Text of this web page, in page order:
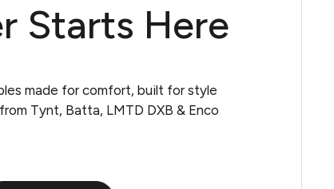
Starts Here
made for comfort, built for style.
Tynt, Batta, LMTD DXB & Enco.